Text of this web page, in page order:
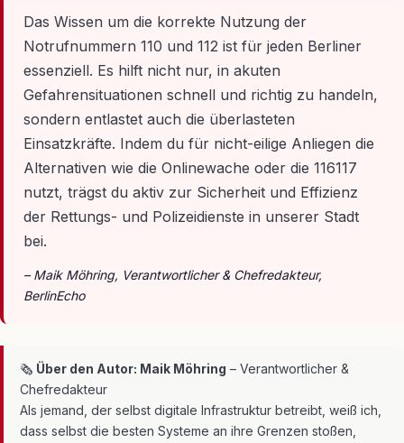
Das Wissen um die korrekte Nutzung der
Notrufnummern 110 und 112 ist für jeden Berliner
essenziell. Es hilft nicht nur, in akuten
Gefahrensituationen schnell und richtig zu handeln,
sondern entlastet auch die überlasteten
Einsatzkräfte. Indem du für nicht-eilige Anliegen die
Alternativen wie die Onlinewache oder die 116117
nutzt, trägst du aktiv zur Sicherheit und Effizienz
der Rettungs- und Polizeidienste in unserer Stadt
bei.
– Maik Möhring, Verantwortlicher & Chefredakteur,
BerlinEcho
🗞 Über den Autor: Maik Möhring – Verantwortlicher &
Chefredakteur
Als jemand, der selbst digitale Infrastruktur betreibt, weiß ich,
dass selbst die besten Systeme an ihre Grenzen stoßen,